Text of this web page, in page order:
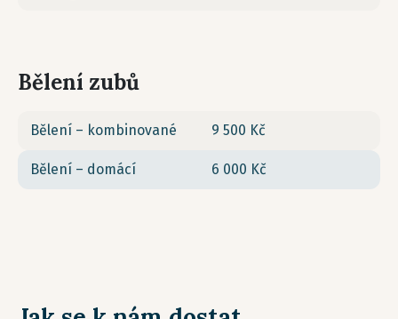
Bělení zubů
Bělení – kombinované 9 500 Kč
Bělení – domácí 6 000 Kč